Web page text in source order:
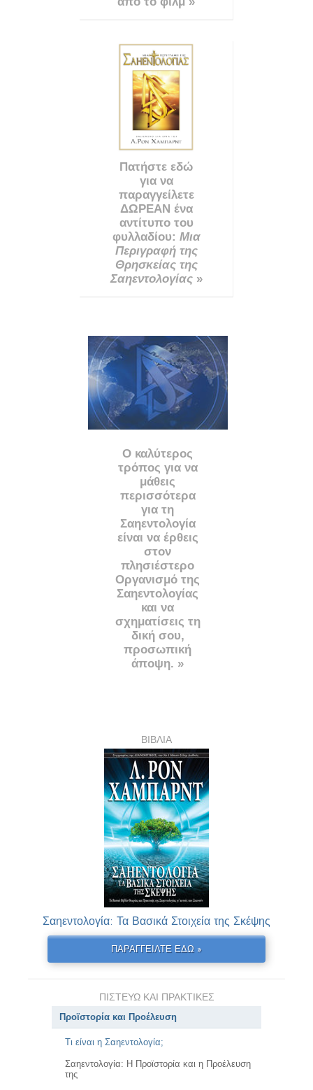
Πατήστε εδώ
για να
παραγγείλετε
ΔΩΡΕΑΝ ένα
αντίτυπο του
φυλλαδίου: Μια
Περιγραφή της
Θρησκείας της
Σαηεντολογίας»
Ο καλύτερος
τρόπος για να
μάθεις
περισσότερα
για τη
Σαηεντολογία
είναι να έρθεις
στον
πλησιέστερο
Οργανισμό της
Σαηεντολογίας
και να
σχηματίσεις τη
δική σου,
προσωπική
άποψη. »
ΒΙΒΛΙΑ
Σαηεντολογία: Τα Βασικά Στοιχεία της Σκέψης
ΠΑΡΑΓΓΕΙΛΤΕ ΕΔΩ »
ΠΙΣΤΕΥΩ ΚΑΙ ΠΡΑΚΤΙΚΕΣ
Προϊστορία και Προέλευση
Τι είναι η Σαηεντολογία;
Σαηεντολογία: Η Προϊστορία και η Προέλευση
της